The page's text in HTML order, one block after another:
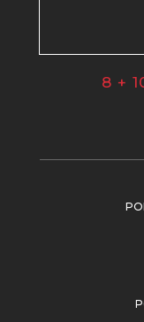
8 +